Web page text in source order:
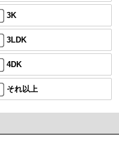
3K
3LDK
4DK
それ以上